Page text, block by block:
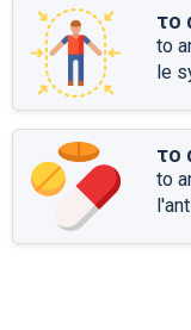
το
to
le
το
to